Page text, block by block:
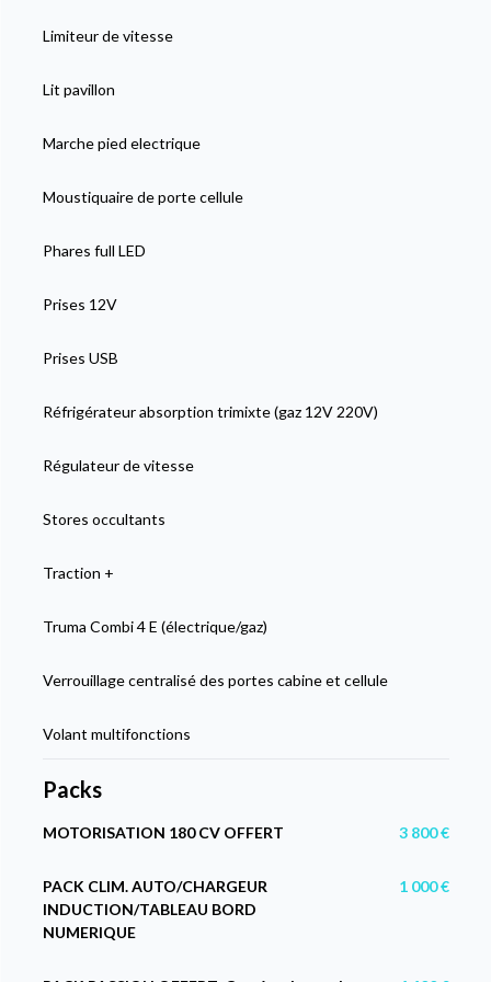
Limiteur de vitesse
Lit pavillon
Marche pied electrique
Moustiquaire de porte cellule
Phares full LED
Prises 12V
Prises USB
Réfrigérateur absorption trimixte (gaz 12V 220V)
Régulateur de vitesse
Stores occultants
Traction +
Truma Combi 4 E (électrique/gaz)
Verrouillage centralisé des portes cabine et cellule
Volant multifonctions
Packs
MOTORISATION 180 CV OFFERT 3 800 €
PACK CLIM. AUTO/CHARGEUR
INDUCTION/TABLEAU BORD
NUMERIQUE
1 000 €